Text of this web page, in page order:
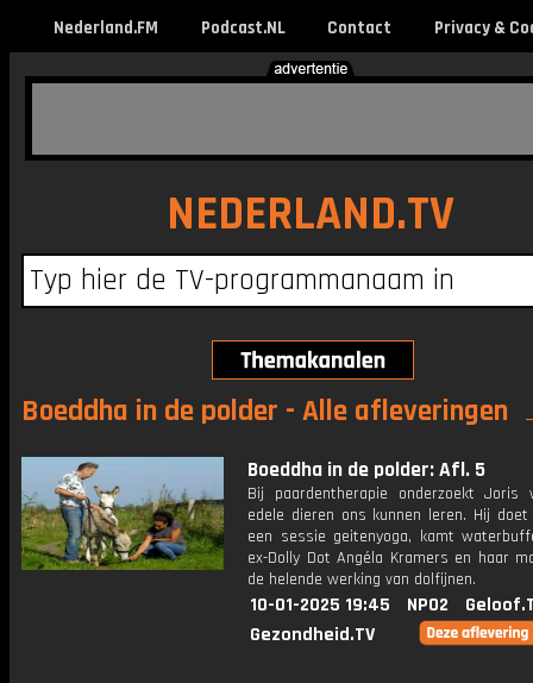
Nederland.FM Podcast.NL Contact Privacy &
NEDERLAND.TV
Boeddha in de polder - Alle afleveringen
Boeddha in de polder: Afl. 5
Bij paardentherapie onderzoekt Joris
edele dieren ons kunnen leren. Hij
een sessie geitenyoga, kamt
ex-Dolly Dot Angéla Kramers en haar
de helende werking van dolfijnen.
10-01-2025 19:45 NPO2
Gezondheid.TV